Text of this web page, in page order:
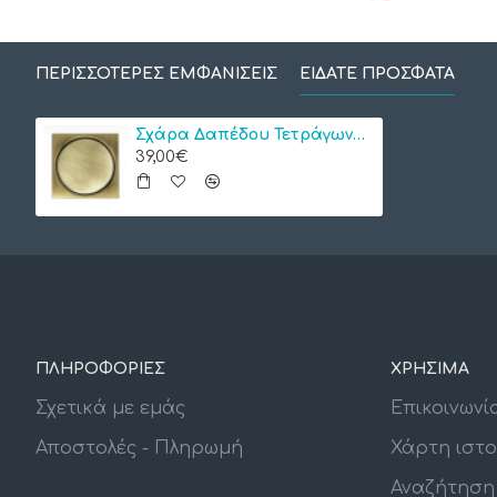
ΠΕΡΙΣΣΌΤΕΡΕΣ ΕΜΦΑΝΊΣΕΙΣ ΕΊΔΑΤΕ ΠΡΌΣΦΑΤΑ
Σχάρα Δαπέδου Τετράγωνη 12Χ12 Bronze Βιδωτή Bonken RP-278
39,00€
ΠΛΗΡΟΦΟΡΙΕΣ
Σχετικά με εμάς
Αποστολές - Πληρωμή
ΧΡΗΣΙΜΑ
Χάρτη